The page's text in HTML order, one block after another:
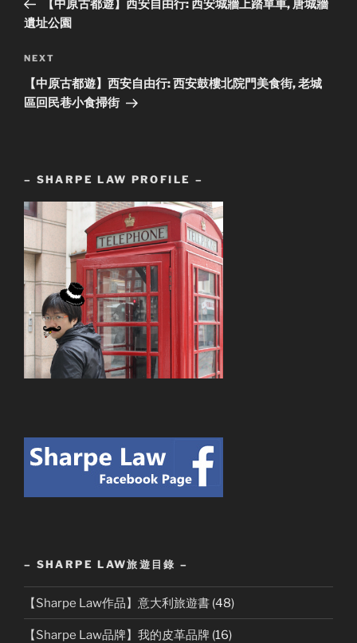
【中原古都遊】西安自由行: 西安城牆上踏單車, 唐城牆
遺址公園
Next
Post
NEXT
【中原古都遊】西安自由行: 西安鼓樓北院門美食街, 老城
區回民巷小食掃街
– SHARPE LAW PROFILE –
– SHARPE LAW旅遊目錄 –
【Sharpe Law作品】意大利旅遊書 (48)
【Sharpe Law品牌】我的皮革品牌 (16)